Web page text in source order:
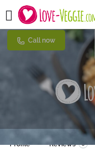
Juice 'n Cream
Call now
Profile Reviews 0